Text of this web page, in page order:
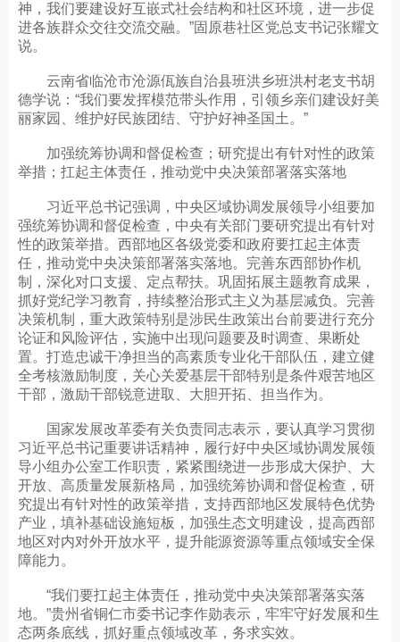
神，我们要建设好互嵌式社会结构和社区环境，进一步促
进各族群众交往交流交融。”固原巷社区党总支书记张耀文
说。
云南省临沧市沧源佤族自治县班洪乡班洪村老支书胡
德学说：“我们要发挥模范带头作用，引领乡亲们建设好美
丽家园、维护好民族团结、守护好神圣国土。”
加强统筹协调和督促检查；研究提出有针对性的政策
举措；扛起主体责任，推动党中央决策部署落实落地
习近平总书记强调，中央区域协调发展领导小组要加
强统筹协调和督促检查，中央有关部门要研究提出有针对
性的政策举措。西部地区各级党委和政府要扛起主体责
任，推动党中央决策部署落实落地。完善东西部协作机
制，深化对口支援、定点帮扶。巩固拓展主题教育成果，
抓好党纪学习教育，持续整治形式主义为基层减负。完善
决策机制，重大政策特别是涉民生政策出台前要进行充分
论证和风险评估，实施中出现问题要及时调查、果断处
置。打造忠诚干净担当的高素质专业化干部队伍，建立健
全考核激励制度，关心关爱基层干部特别是条件艰苦地区
干部，激励干部锐意进取、大胆开拓、担当作为。
国家发展改革委有关负责同志表示，要认真学习贯彻
习近平总书记重要讲话精神，履行好中央区域协调发展领
导小组办公室工作职责，紧紧围绕进一步形成大保护、大
开放、高质量发展新格局，加强统筹协调和督促检查，研
究提出有针对性的政策举措，支持西部地区发展特色优势
产业，填补基础设施短板，加强生态文明建设，提高西部
地区对内对外开放水平，提升能源资源等重点领域安全保
障能力。
“我们要扛起主体责任，推动党中央决策部署落实落
地。”贵州省铜仁市委书记李作勋表示，牢牢守好发展和生
态两条底线，抓好重点领域改革，务求实效。